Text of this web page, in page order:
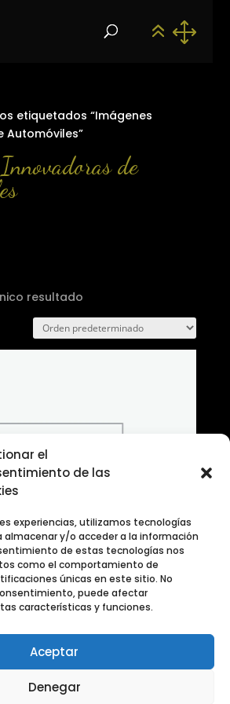
el
de las
experiencias, utilizamos tecnologías
almacenar y/o acceder a la información
de estas tecnologías nos
como el comportamiento de
únicas en este sitio. No
puede afectar
características y funciones.
Aceptar
Denegar
etiquetados “Imágenes
Automóviles”
de
resultado
Transporte